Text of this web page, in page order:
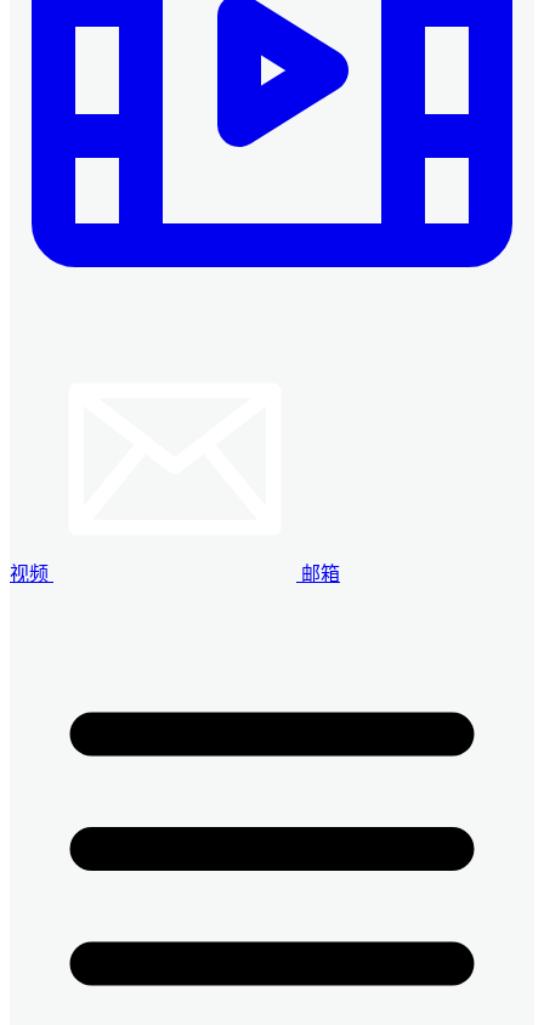
视频 邮箱